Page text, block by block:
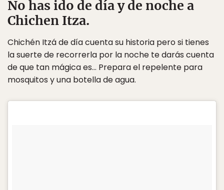
No has ido de día y de noche a
Chichen Itza.
Chichén Itzá de día cuenta su historia pero si tienes
la suerte de recorrerla por la noche te darás cuenta
de que tan mágica es… Prepara el repelente para
mosquitos y una botella de agua.